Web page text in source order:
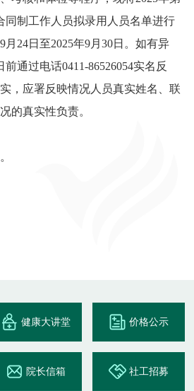
同制工作人员拟录用人员名单进行
月24日至2025年9月30日。如有异
通过电话0411-86526054实名反
，应署反映情况人员真实姓名、联
的真实性负责。
健康大讲堂 价格公示
院长信箱 社工招募